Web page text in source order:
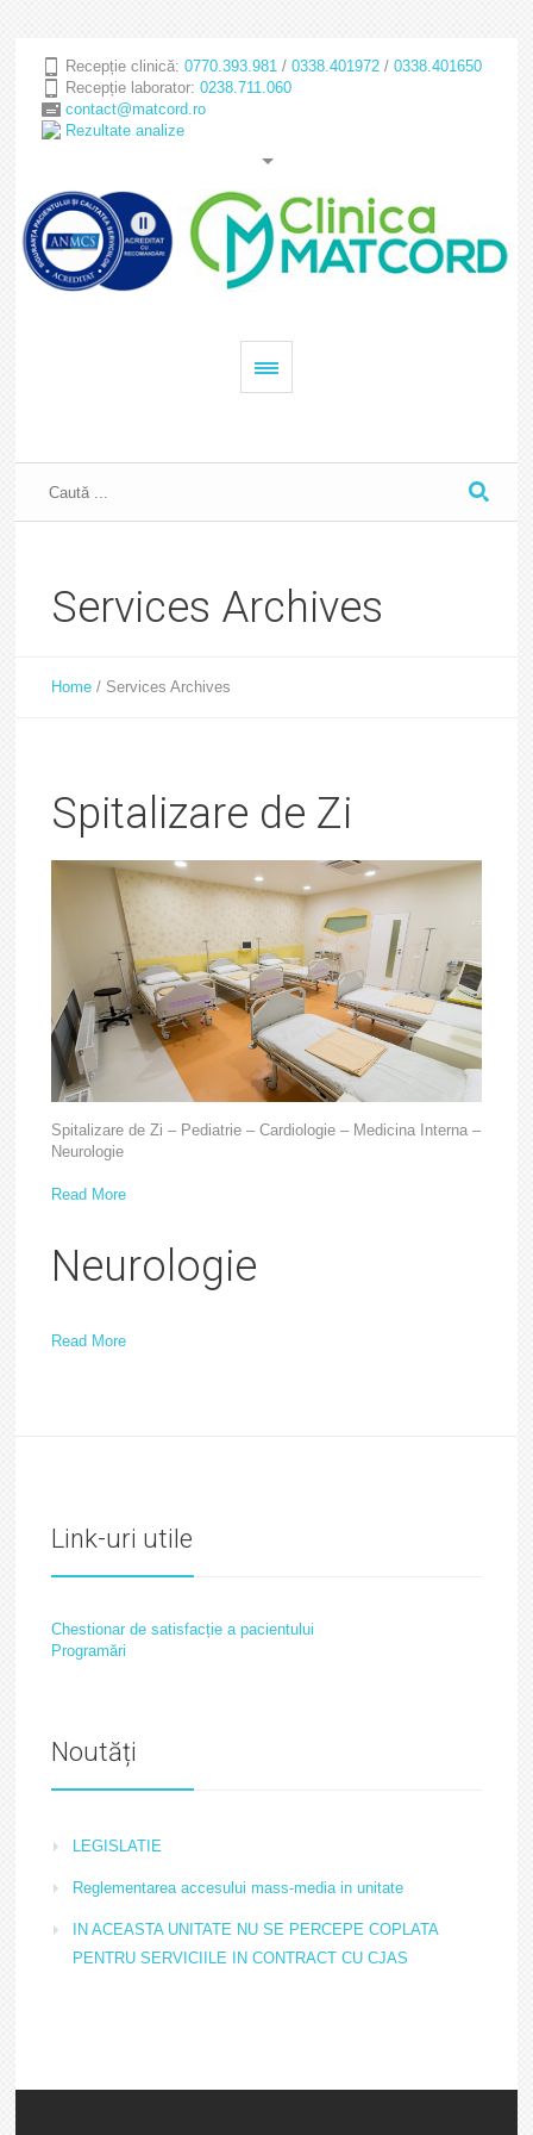
Recepție clinică: 0770.393.981/ 0338.401972/ 0338.401650
Recepție laborator: 0238.711.060
contact@matcord.ro
Rezultate analize
Services Archives
Home / Services Archives
Spitalizare de Zi
Spitalizare de Zi – Pediatrie – Cardiologie – Medicina Interna –
Neurologie
Read More
Neurologie
Read More
Link-uri utile
Chestionar de satisfacție a pacientului
Programări
Noutăți
LEGISLATIE
Reglementarea accesului mass-media in unitate
IN ACEASTA UNITATE NU SE PERCEPE COPLATA
PENTRU SERVICIILE IN CONTRACT CU CJAS